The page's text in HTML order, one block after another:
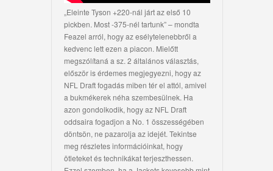
„Eleinte Tyson +220-nál járt az első 10
pickben. Most -375-nél tartunk” – mondta
Feazel arról, hogy az esélytelenebbről a
kedvenc lett ezen a piacon. Mielőtt
megszólítaná a sz. 2 általános választás,
először is érdemes megjegyezni, hogy az
NFL Draft fogadás miben tér el attól, amivel
a bukmékerek néha szembesülnek. Ha
azon gondolkodik, hogy az NFL Draft
oddsaira fogadjon a No. 1 összességében
döntsön, ne pazarolja az idejét. Tekintse
meg részletes információinkat, hogy
ötleteket és technikákat terjeszthessen.